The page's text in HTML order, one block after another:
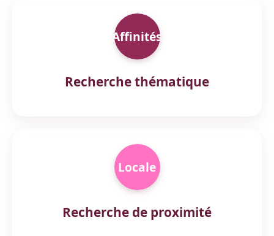
Affinités
Recherche thématique
Locale
Recherche de proximité